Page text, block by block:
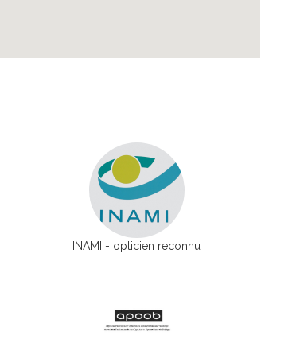
INAMI - opticien reconnu